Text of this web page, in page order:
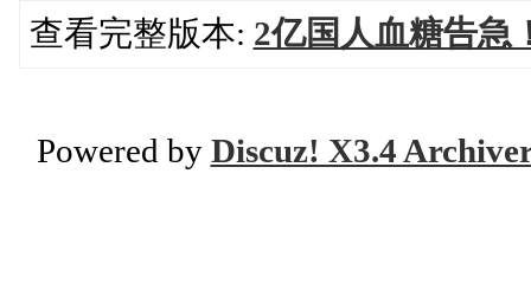
查看完整版本: 2亿国人血糖告急
Powered by Discuz! X3.4